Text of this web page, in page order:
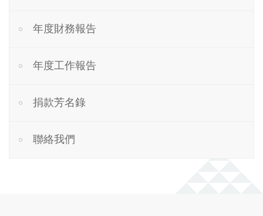
年度財務報告
年度工作報告
捐款芳名錄
聯絡我們